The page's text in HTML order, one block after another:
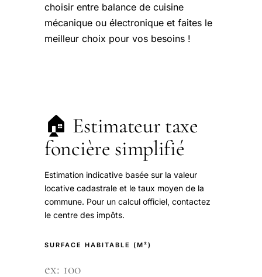
choisir entre balance de cuisine
mécanique ou électronique et faites le
meilleur choix pour vos besoins !
🏠 Estimateur taxe
foncière simplifié
Estimation indicative basée sur la valeur
locative cadastrale et le taux moyen de la
commune. Pour un calcul officiel, contactez
le centre des impôts.
SURFACE HABITABLE (M²)